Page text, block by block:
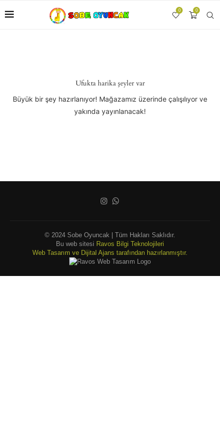
0
0
Ufukta harika şeyler var
Büyük bir şey hazırlanıyor! Mağazamız üzerinde çalışılıyor ve
yakında yayınlanacak!
© 2024 Sobe Oyuncak | Tüm Hakları Saklıdır.
Bu web sitesi Ravos Bilgi Teknolojileri
Web Tasarım ve Dijital Ajans tarafından hazırlanmıştır.